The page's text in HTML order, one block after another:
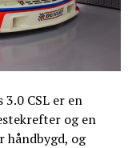
CSL er en
og en
håndbygd, og